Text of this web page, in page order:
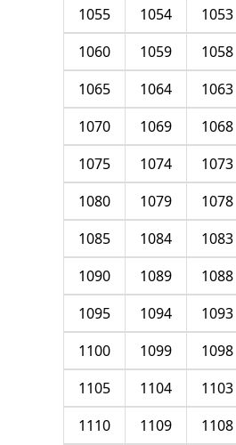
1053
1054
1055
1058
1059
1060
1063
1064
1065
1068
1069
1070
1073
1074
1075
1078
1079
1080
1083
1084
1085
1088
1089
1090
1093
1094
1095
1098
1099
1100
1103
1104
1105
1108
1109
1110